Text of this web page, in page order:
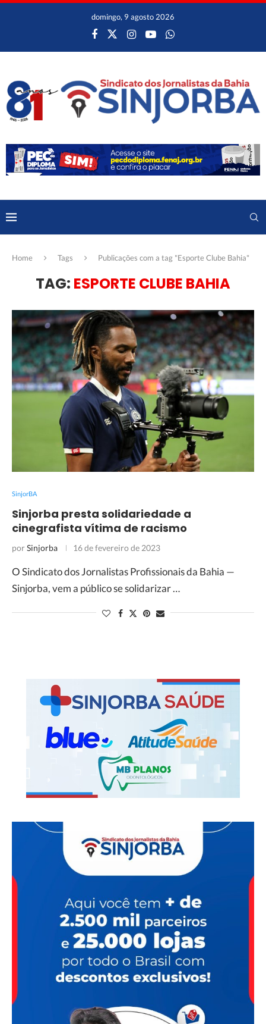
domingo, 9 agosto 2026
Home Tags Publicações com a tag "Esporte Clube Bahia"
TAG: ESPORTE CLUBE BAHIA
SinjorBA
Sinjorba presta solidariedade a
cinegrafista vítima de racismo
porSinjorba 16 de fevereiro de 2023
O Sindicato dos Jornalistas Profissionais da Bahia —
Sinjorba, vem a público se solidarizar …